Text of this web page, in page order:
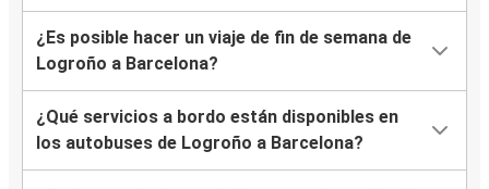
¿Es posible hacer un viaje de fin de semana de
Logroño a Barcelona?
¿Qué servicios a bordo están disponibles en
los autobuses de Logroño a Barcelona?